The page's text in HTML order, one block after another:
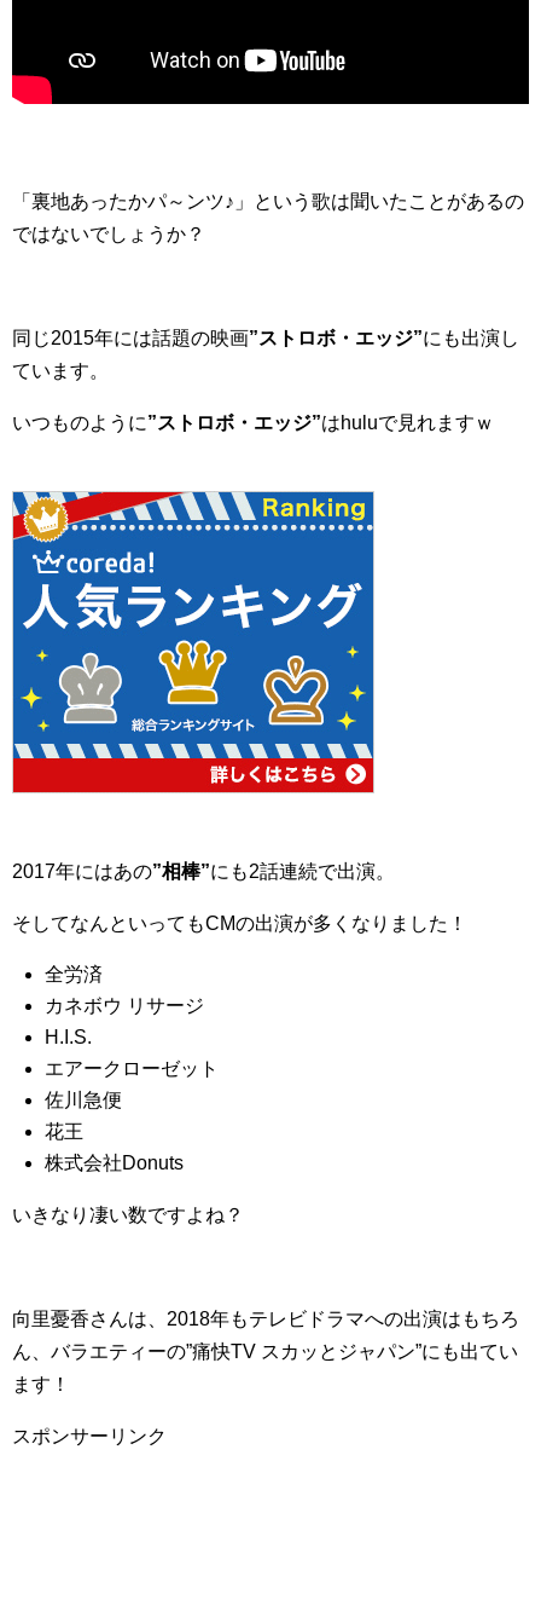
「裏地あったかパ～ンツ♪」という歌は聞いたことがあるの
ではないでしょうか？
同じ2015年には話題の映画”ストロボ・エッジ”にも出演し
ています。
いつものように”ストロボ・エッジ”はhuluで見れますｗ
2017年にはあの”相棒”にも2話連続で出演。
そしてなんといってもCMの出演が多くなりました！
全労済
カネボウ リサージ
H.I.S.
エアークローゼット
佐川急便
花王
株式会社Donuts
いきなり凄い数ですよね？
向里憂香さんは、2018年もテレビドラマへの出演はもちろ
ん、バラエティーの”痛快TV スカッとジャパン”にも出てい
ます！
スポンサーリンク